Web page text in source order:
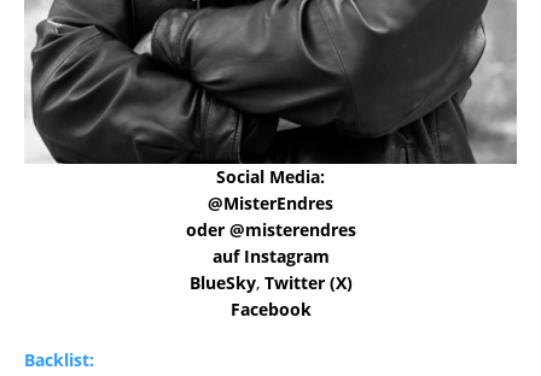
Social Media:
@MisterEndres
oder @misterendres
auf Instagram
BlueSky, Twitter (X)
Facebook
Backlist: